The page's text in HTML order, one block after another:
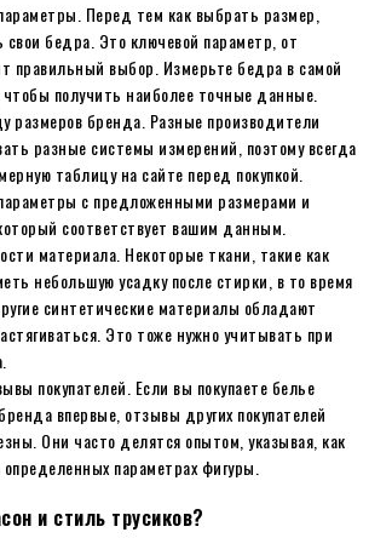
Перед тем как выбрать размер,
свои бедра. Это ключевой параметр, от
правильный выбор. Измерьте бедра в самой
получить наиболее точные данные.
размеров бренда. Разные производители
разные системы измерений, поэтому всегда
таблицу на сайте перед покупкой.
с предложенными размерами и
соответствует вашим данным.
материала. Некоторые ткани, такие как
небольшую усадку после стирки, в то время
синтетические материалы обладают
Это тоже нужно учитывать при
покупателей. Если вы покупаете белье
впервые, отзывы других покупателей
Они часто делятся опытом, указывая, как
параметрах фигуры.
и стиль трусиков?